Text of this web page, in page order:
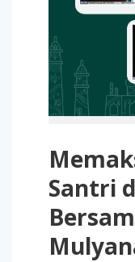
Santri